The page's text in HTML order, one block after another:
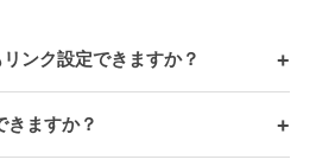
ンク設定できますか？ +
きますか？ +